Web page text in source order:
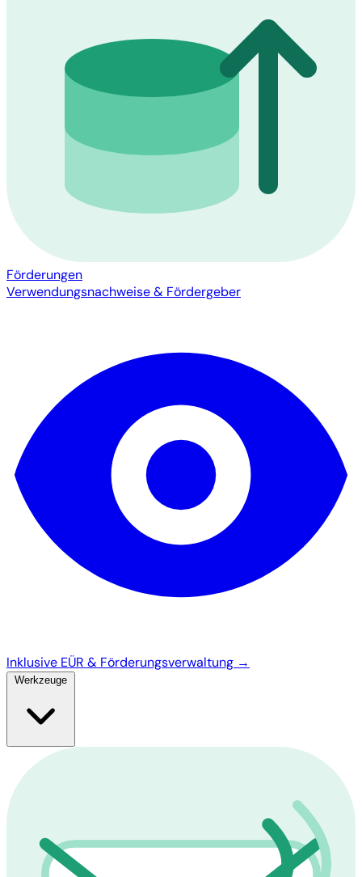
Förderungen
Verwendungsnachweise & Fördergeber
Inklusive EÜR & Förderungsverwaltung →
Werkzeuge